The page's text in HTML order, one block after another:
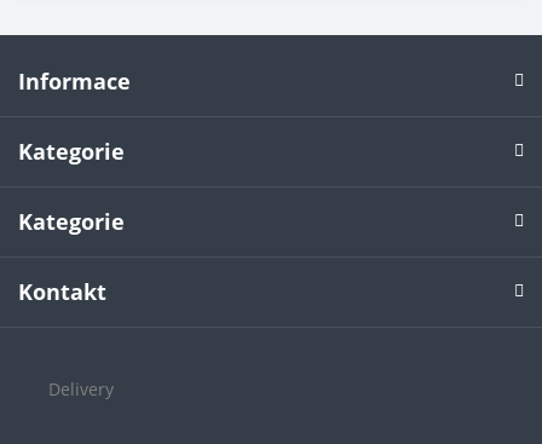
Informace
Kategorie
Kategorie
Kontakt
Delivery